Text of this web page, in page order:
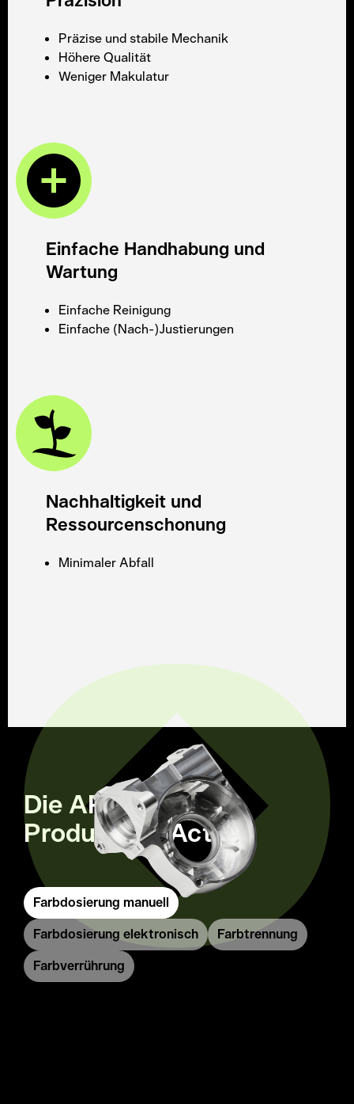
Präzise und stabile Mechanik
Höhere Qualität
Weniger Makulatur
Einfache Handhabung und
Wartung
Einfache Reinigung
Einfache (Nach-)Justierungen
Nachhaltigkeit und
Ressourcenschonung
Minimaler Abfall
Die AP Systems
Produkte in Action
Farbdosierung manuell
Farbdosierung elektronisch
Farbtrennung
Farbverrührung